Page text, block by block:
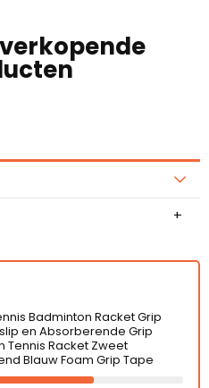
Badminton Racket Grip
en Absorberende Grip
Tennis Racket Zweet
Blauw Foam Grip Tape